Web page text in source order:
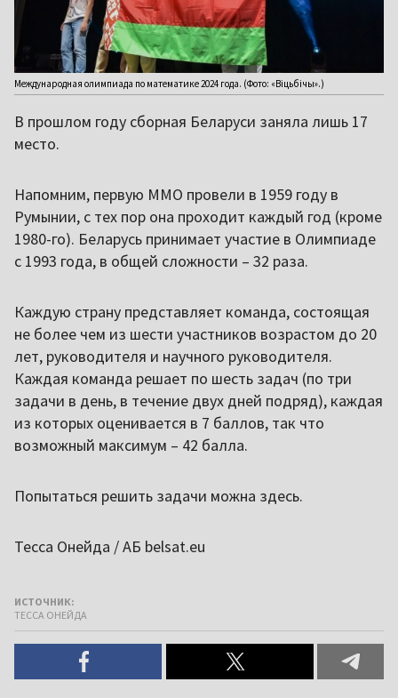
Международная олимпиада по математике 2024 года. (Фото: «Віцьбічы».)
В прошлом году сборная Беларуси заняла лишь 17
место.
Напомним, первую ММО провели в 1959 году в
Румынии, с тех пор она проходит каждый год (кроме
1980-го). Беларусь принимает участие в Олимпиаде
с 1993 года, в общей сложности – 32 раза.
Каждую страну представляет команда, состоящая
не более чем из шести участников возрастом до 20
лет, руководителя и научного руководителя.
Каждая команда решает по шесть задач (по три
задачи в день, в течение двух дней подряд), каждая
из которых оценивается в 7 баллов, так что
возможный максимум – 42 балла.
Попытаться решить задачи можна здесь.
Тесса Онейда / АБ belsat.eu
ИСТОЧНИК:
ТЕССА ОНЕЙДА